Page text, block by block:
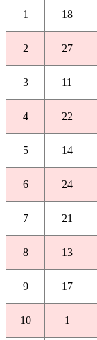
1 18
2 27
3 11
4 22
5 14
6 24
7 21
8 13
9 17
10 1